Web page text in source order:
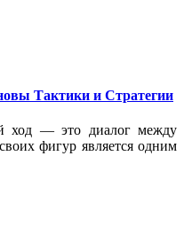
Тактики и Стратегии
ход — это диалог между
фигур является одним